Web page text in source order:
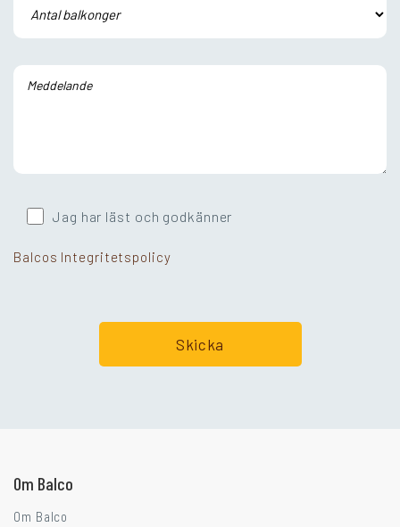
Jag har läst och godkänner
Balcos Integritetspolicy
Om Balco
Om Balco